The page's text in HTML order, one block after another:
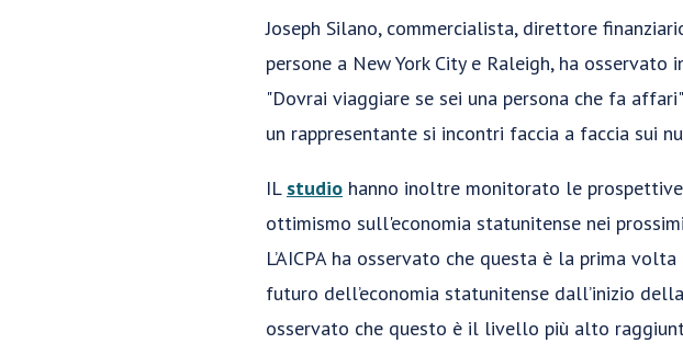
Joseph Silano, commercialista, direttore
persone a New York City e Raleigh, ha osservato
"Dovrai viaggiare se sei una persona che fa
un rappresentante si incontri faccia a faccia sui
IL studio hanno inoltre monitorato le
ottimismo sull'economia statunitense nei
L’AICPA ha osservato che questa è la prima
futuro dell’economia statunitense dall’inizio
osservato che questo è il livello più alto